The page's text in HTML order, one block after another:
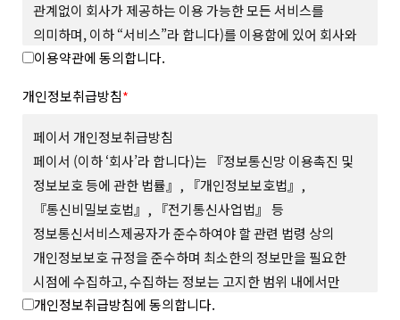
관계없이 회사가 제공하는 이용 가능한 모든 서비스를
의미하며, 이하 “서비스”라 합니다)를 이용함에 있어 회사와
회원의 권리와 의무, 책임사항을 규정함을 그 목적으로
제 2 조 (용어의 정의)
본 약관에서 사용하는 용어의 정의는 다음과 같습니다.
1. “사이트”란 회사가 재화 또는 서비스(이하 “상품 등”이라
합니다)를 회원에게 제공하기 위하여 컴퓨터 등 정보통신설비를
이용하여 상품 등을 거래할 수 있도록 설정한 가상의 영업장을
말하며 회사가 모바일 환경에서 서비스하는 모바일 웹과 앱을
포함합니다.
2. “회원”이라 함은 사이트에서 정한 소정의 절차를 거쳐
회원가입을 한 자로서, 약관에 따라 회사가 제공하는 서비스를
이용할 수 있는 자를 말합니다.
3. “아이디(ID)”라 함은 회원의 식별과 서비스의 이용을 위하여
이용약관에 동의합니다.
개인정보취급방침*
페이서 개인정보취급방침
페이서 (이하 ‘회사’라 합니다)는 『정보통신망 이용촉진 및
정보보호 등에 관한 법률』, 『개인정보보호법』,
『통신비밀보호법』, 『전기통신사업법』 등
정보통신서비스제공자가 준수하여야 할 관련 법령 상의
개인정보보호 규정을 준수하며 최소한의 정보만을 필요한
시점에 수집하고, 수집하는 정보는 고지한 범위 내에서만
사용하며, 사전 동의 없이 그 범위를 초과하여 이용하거나
개인정보취급방침에 동의합니다.